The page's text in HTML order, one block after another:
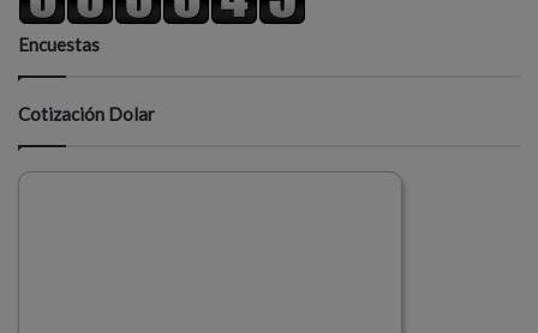
Encuestas
Cotización Dolar